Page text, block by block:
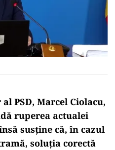
PSD, Marcel Ciolacu,
ruperea actualei
susține că, în cazul
soluția corectă